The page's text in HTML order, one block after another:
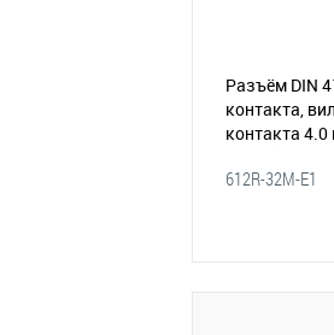
Разъём DIN
контакта,
контакта
612R-32M-E1
В